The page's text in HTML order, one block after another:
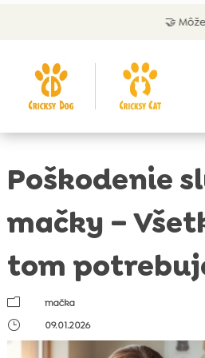
🤝 Môžeš zaplatiť aj na
Poškodenie
mačky –
tom
m
mačka
}
09.01.2026